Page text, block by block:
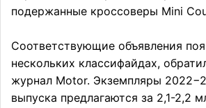
подержанные кроссоверы Mini
Соответствующие объявления
нескольких классифайдах,
журнал Motor. Экземпляры
выпуска предлагаются за 2,1-2,2